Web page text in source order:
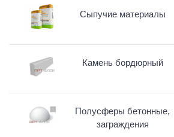
Сыпучие материалы
Камень бордюрный
Полусферы бетонные,
заграждения